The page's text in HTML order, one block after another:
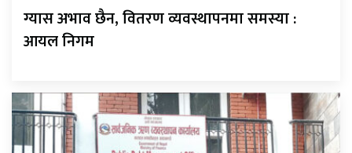
ग्यास अभाव छैन, वितरण व्यवस्थापनमा समस्या :
आयल निगम